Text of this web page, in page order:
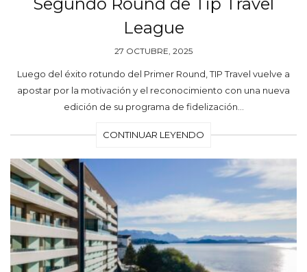
League
27 OCTUBRE, 2025
Luego del éxito rotundo del Primer Round, TIP Travel vuelve a
apostar por la motivación y el reconocimiento con una nueva
edición de su programa de fidelización…
CONTINUAR LEYENDO